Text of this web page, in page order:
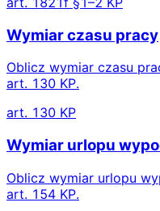
Wymiar czasu pracy
Oblicz wymiar czasu
art. 130 KP.
art. 130 KP
Wymiar urlopu
Oblicz wymiar urlopu
art. 154 KP.